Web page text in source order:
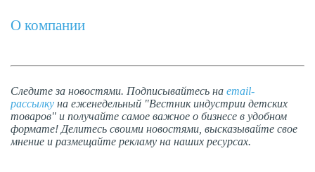
О компании
Следите за новостями. Подписывайтесь на email-
рассылку на еженедельный "Вестник индустрии детских
товаров" и получайте самое важное о бизнесе в удобном
формате! Делитесь своими новостями, высказывайте свое
мнение и размещайте рекламу на наших ресурсах.